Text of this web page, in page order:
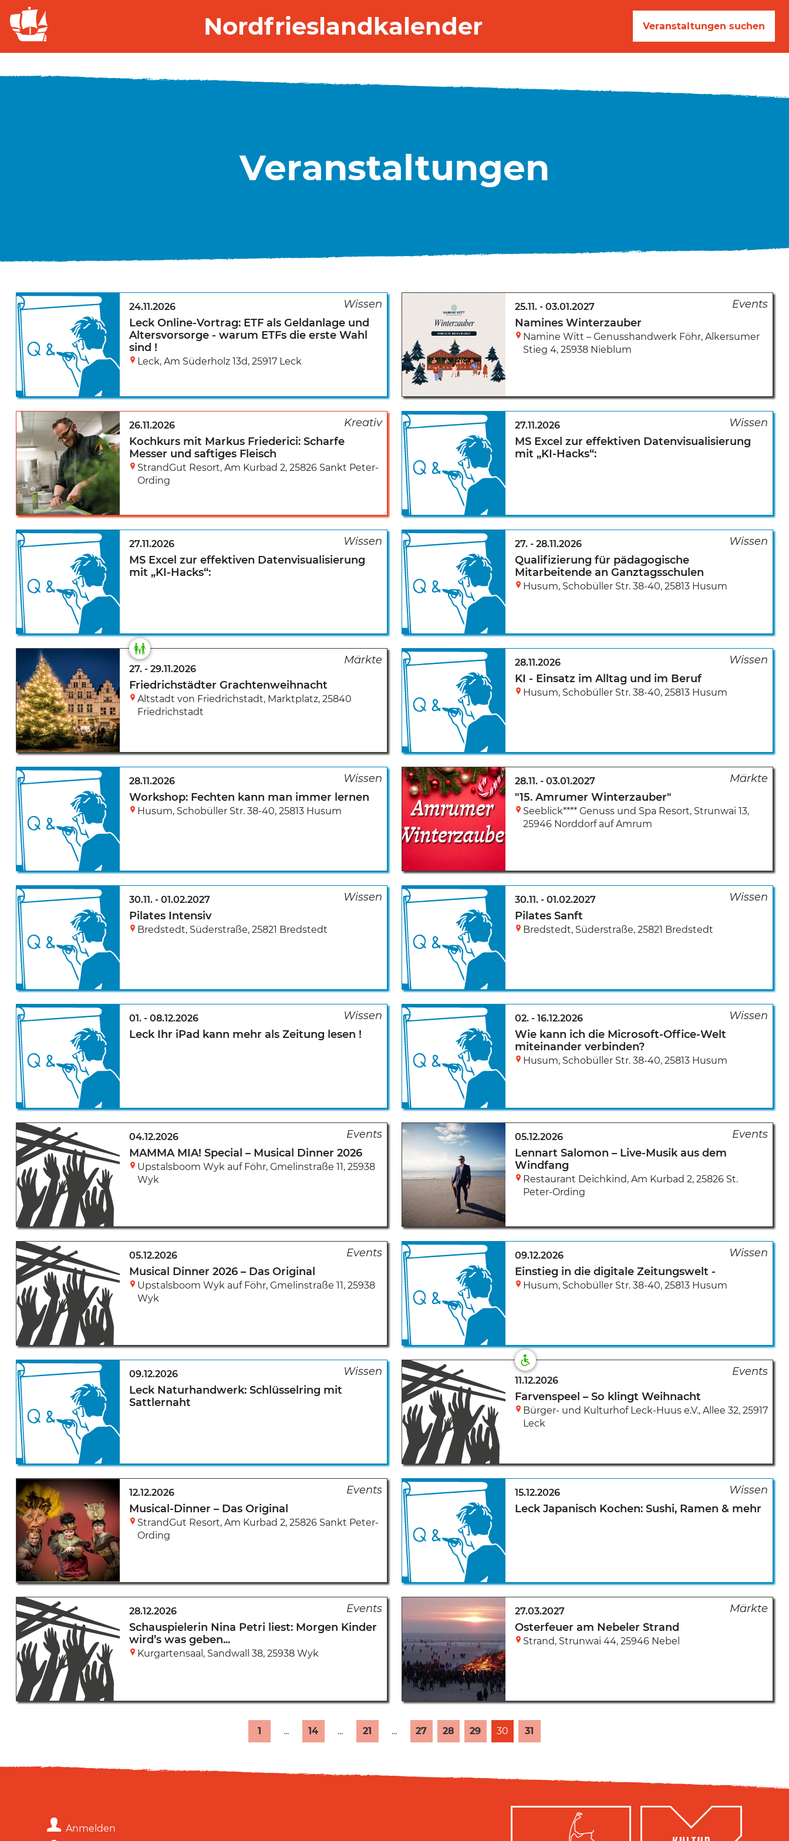
Nordfrieslandkalender Veranstaltungen suchen
Veranstaltungen
24.11.2026
Leck Online-Vortrag: ETF als Geldanlage und
Altersvorsorge - warum ETFs die erste Wahl
sind !
Leck, Am Süderholz 13d, 25917 Leck
25.11. - 03.01.2027
Namines Winterzauber
Namine Witt – Genusshandwerk Föhr, Alkersumer
Stieg 4, 25938 Nieblum
26.11.2026
Kochkurs mit Markus Friederici: Scharfe
Messer und saftiges Fleisch
StrandGut Resort, Am Kurbad 2, 25826 Sankt Peter-
Ording
27.11.2026
MS Excel zur effektiven Datenvisualisierung
mit „KI-Hacks“:
27.11.2026
MS Excel zur effektiven Datenvisualisierung
mit „KI-Hacks“:
27. - 28.11.2026
Qualifizierung für pädagogische
Mitarbeitende an Ganztagsschulen
Husum, Schobüller Str. 38-40, 25813 Husum
27. - 29.11.2026
Friedrichstädter Grachtenweihnacht
Altstadt von Friedrichstadt, Marktplatz, 25840
Friedrichstadt
28.11.2026
KI - Einsatz im Alltag und im Beruf
Husum, Schobüller Str. 38-40, 25813 Husum
28.11.2026
Workshop: Fechten kann man immer lernen
Husum, Schobüller Str. 38-40, 25813 Husum
28.11. - 03.01.2027
"15. Amrumer Winterzauber"
Seeblick**** Genuss und Spa Resort, Strunwai 13,
25946 Norddorf auf Amrum
30.11. - 01.02.2027
Pilates Intensiv
Bredstedt, Süderstraße, 25821 Bredstedt
30.11. - 01.02.2027
Pilates Sanft
Bredstedt, Süderstraße, 25821 Bredstedt
01. - 08.12.2026
Leck Ihr iPad kann mehr als Zeitung lesen !
02. - 16.12.2026
Wie kann ich die Microsoft-Office-Welt
miteinander verbinden?
Husum, Schobüller Str. 38-40, 25813 Husum
04.12.2026
MAMMA MIA! Special – Musical Dinner 2026
Upstalsboom Wyk auf Föhr, Gmelinstraße 11, 25938
Wyk
05.12.2026
Lennart Salomon – Live-Musik aus dem
Windfang
Restaurant Deichkind, Am Kurbad 2, 25826 St.
Peter-Ording
05.12.2026
Musical Dinner 2026 – Das Original
Upstalsboom Wyk auf Föhr, Gmelinstraße 11, 25938
Wyk
09.12.2026
Einstieg in die digitale Zeitungswelt -
Husum, Schobüller Str. 38-40, 25813 Husum
09.12.2026
Leck Naturhandwerk: Schlüsselring mit
Sattlernaht
11.12.2026
Farvenspeel – So klingt Weihnacht
Bürger- und Kulturhof Leck-Huus e.V., Allee 32, 25917
Leck
12.12.2026
Musical-Dinner – Das Original
StrandGut Resort, Am Kurbad 2, 25826 Sankt Peter-
Ording
15.12.2026
Leck Japanisch Kochen: Sushi, Ramen & mehr
28.12.2026
Schauspielerin Nina Petri liest: Morgen Kinder
wird’s was geben...
Kurgartensaal , Sandwall 38, 25938 Wyk
27.03.2027
Osterfeuer am Nebeler Strand
Strand, Strunwai 44, 25946 Nebel
1 ... 14 ... 21 ... 27 28 29 30 31
Anmelden